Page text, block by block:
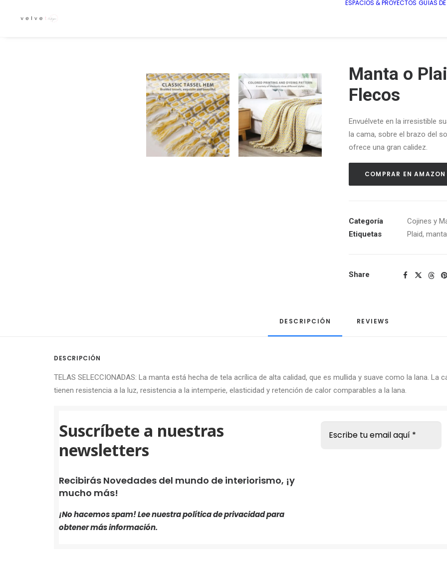
ESPACIOS & PROYECTOS GUÍAS
Manta o
Flecos
Envuélvete en la irresistible
la cama, sobre el brazo del
ofrece una gran calidez.
COMPRAR EN AMAZON
Categoría
Cojines y
Etiquetas
Plaid,
Share
DESCRIPCIÓN REVIEWS
DESCRIPCIÓN
TELAS SELECCIONADAS: La manta está hecha de tela acrílica de alta calidad, que es mullida y suave como la lana. La
tienen resistencia a la luz, resistencia a la intemperie, elasticidad y retención de calor comparables a la lana.
Suscríbete a nuestras
newsletters
Recibirás Novedades del mundo de interiorismo, ¡y
mucho más!
¡No hacemos spam! Lee nuestrapolítica de privacidadpara
obtener más información.